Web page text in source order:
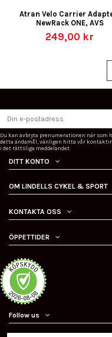
Atran Velo Carrier
NewRack ONE, AVS
249,00 kr
Du kan avbryta prenumerationen när som
detta ändamål, vänligen hitta vår
i det rättsliga meddelandet.
DITT KONTO
OM LINDELLS CYKEL & SPORT
KONTAKTA OSS
ÖPPETTIDER
Follow us